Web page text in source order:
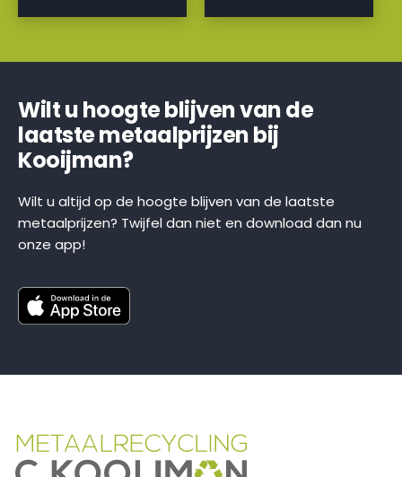
Wilt u hoogte blijven van de
laatste metaalprijzen bij
Kooijman?
Wilt u altijd op de hoogte blijven van de laatste
metaalprijzen? Twijfel dan niet en download dan nu
onze app!